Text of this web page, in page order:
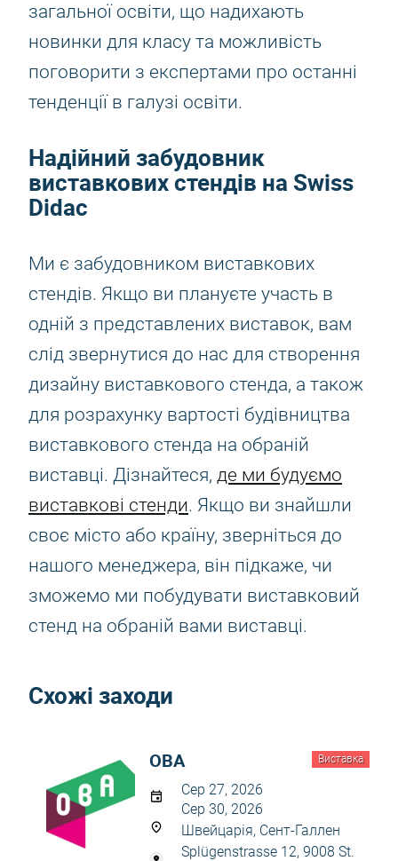
загальної освіти, що надихають
новинки для класу та можливість
поговорити з експертами про останні
тенденції в галузі освіти.
Надійний забудовник
виставкових стендів на Swiss
Didac
Ми є забудовником виставкових
стендів. Якщо ви плануєте участь в
одній з представлених виставок, вам
слід звернутися до нас для створення
дизайну виставкового стенда, а також
для розрахунку вартості будівництва
виставкового стенда на обраній
виставці. Дізнайтеся, де ми будуємо
виставкові стенди. Якщо ви знайшли
своє місто або країну, зверніться до
нашого менеджера, він підкаже, чи
зможемо ми побудувати виставковий
стенд на обраній вами виставці.
Схожі заходи
Виставка
OBA
Сер 27, 2026
Сер 30, 2026
Швейцарія, Сент-Галлен
Splügenstrasse 12, 9008 St.